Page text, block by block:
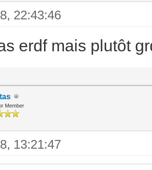
22:43:46
erdf mais plutôt
Member
13:21:47